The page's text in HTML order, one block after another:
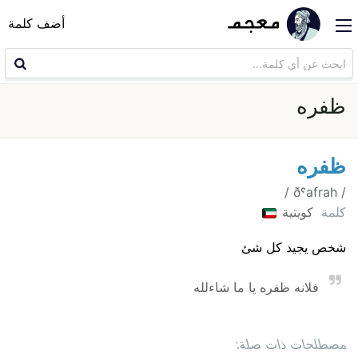
أضف كلمة
ظفره
ظفره
/ ðˤafrah /
كلمة كويتية
شخص يجيد كل شئ
فلانه ظفره يا ما شاءلله
مصطلحات ذات صلة: